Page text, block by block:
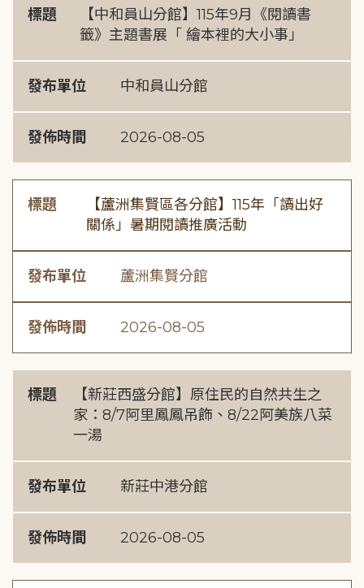
標題
【中和員山分館】115年9月《閱讀書
籤》主題書展「 繪本裡的大小事」
發布單位 中和員山分館
發佈時間 2026-08-05
標題
【蘆洲集賢區各分館】115年「讀出好
關係」暑期閱讀推廣活動
發布單位 蘆洲集賢分館
發佈時間 2026-08-05
標題
【新莊西盛分館】原住民的自然共生之
家：8/7阿里鳳鳳吊飾、8/22阿美族八菜
一湯
發布單位 新莊中港分館
發佈時間 2026-08-05